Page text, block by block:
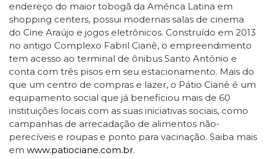
endereço do maior tobogã da América Latina em
shopping centers, possui modernas salas de cinema
do Cine Araújo e jogos eletrônicos. Construído em 2013
no antigo Complexo Fabril Cianê, o empreendimento
tem acesso ao terminal de ônibus Santo Antônio e
conta com três pisos em seu estacionamento. Mais do
que um centro de compras e lazer, o Pátio Cianê é um
equipamento social que já beneficiou mais de 60
instituições locais com as suas iniciativas sociais, como
campanhas de arrecadação de alimentos não-
perecíveis e roupas e ponto para vacinação. Saiba mais
em www.patiociane.com.br.